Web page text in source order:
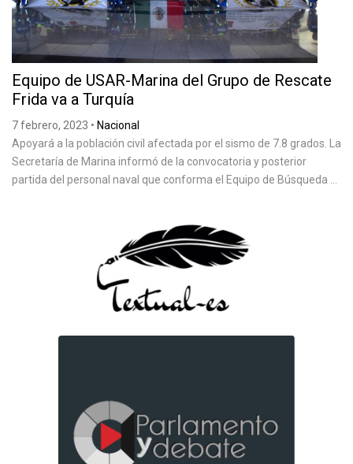
Equipo de USAR-Marina del Grupo de Rescate
Frida va a Turquía
7 febrero, 2023 • Nacional
Apoyará a la población civil afectada por el sismo de 7.8 grados. La
Secretaría de Marina informó de la convocatoria y posterior
partida del personal naval que conforma el Equipo de Búsqueda ...